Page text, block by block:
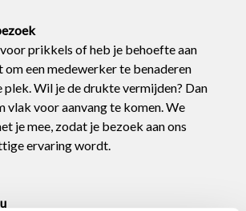
prikkels of heb je behoefte aan
om een medewerker te benaderen
plek. Wil je de drukte vermijden? Dan
vlak voor aanvang te komen. We
je mee, zodat je bezoek aan ons
ervaring wordt.